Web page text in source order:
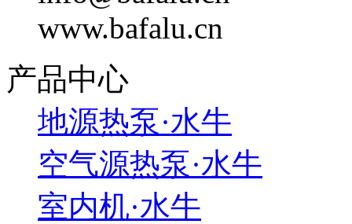
www.bafalu.cn
产品中心
地源热泵·水牛
空气源热泵·水牛
室内机·水牛